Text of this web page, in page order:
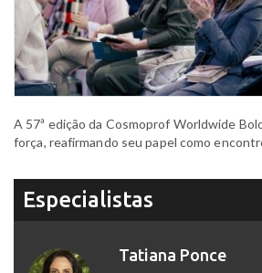
A 57ª edição da Cosmoprof Worldwide
força, reafirmando seu papel como
Especialistas
Tatiana Ponce